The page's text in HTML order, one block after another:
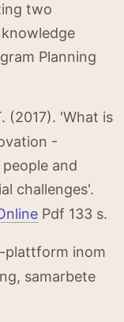
two
Planning
(2017). 'What is
-
and
challenges'.
Pdf 133 s.
plattform inom
samarbete